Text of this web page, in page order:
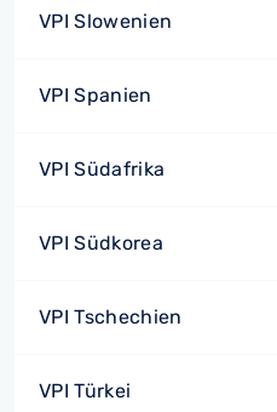
VPI Slowenien
VPI Spanien
VPI Südafrika
VPI Südkorea
VPI Tschechien
VPI Türkei